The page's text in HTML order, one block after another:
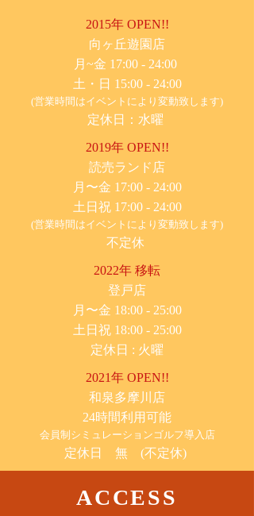
2015年 OPEN!!
​向ヶ丘遊園店
月~金 17:00 - 24:00
土・日 15:00 - 24:00
(営業時間はイベントにより変動致します)
定休日：水曜
2019年 OPEN!!
​読売ランド店
月〜金 17:00 - 24:00
土日祝 17:00 - 24:00
(営業時間はイベントにより変動致します)
不定休
2022年 移転
​登戸店
月〜金 18:00 - 25:00
土日祝 18:00 - 25:00
​定休日 : 火曜
2021年 OPEN!!
​和泉多摩川店
24時間利用可能
​会員制シミュレーションゴルフ導入店
定休日 無 (不定休)
ACCESS